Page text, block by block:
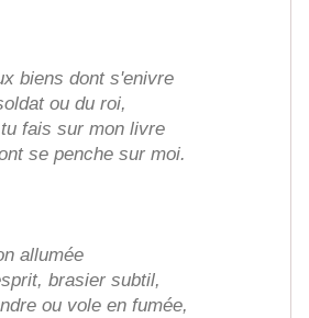
biens dont s'enivre
ou du roi,
fais sur mon livre
se penche sur moi.
allumée
brasier subtil,
ou vole en fumée,